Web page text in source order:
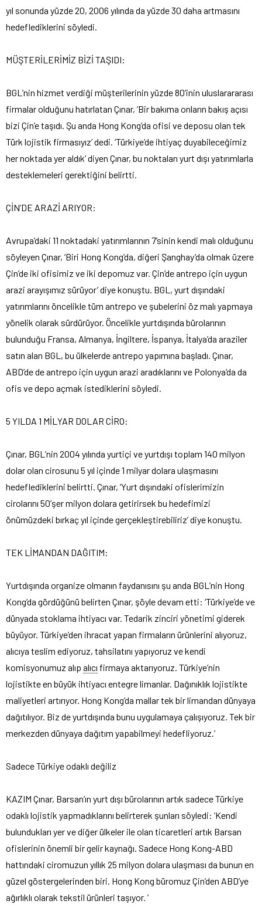
yıl sonunda yüzde 20, 2006 yılında da yüzde 30 daha artmasını
hedeflediklerini söyledi.
MÜŞTERİLERİMİZ BİZİ TAŞIDI:
BGL’nin hizmet verdiği müşterilerinin yüzde 80’inin uluslarararası
firmalar olduğunu hatırlatan Çınar, ‘Bir bakıma onların bakış açısı
bizi Çin’e taşıdı. Şu anda Hong Kong’da ofisi ve deposu olan tek
Türk lojistik firmasıyız’ dedi. ‘Türkiye’de ihtiyaç duyabileceğimiz
her noktada yer aldık’ diyen Çınar, bu noktaları yurt dışı yatırımlarla
desteklemeleri gerektiğini belirtti.
ÇİN’DE ARAZİ ARIYOR:
Avrupa’daki 11 noktadaki yatırımlarının 7’sinin kendi malı olduğunu
söyleyen Çınar, ‘Biri Hong Kong’da, diğeri Şanghay’da olmak üzere
Çin’de iki ofisimiz ve iki depomuz var. Çin’de antrepo için uygun
arazi arayışımız sürüyor’ diye konuştu. BGL, yurt dışındaki
yatırımlarını öncelikle tüm antrepo ve şubelerini öz malı yapmaya
yönelik olarak sürdürüyor. Öncelikle yurtdışında bürolarının
bulunduğu Fransa, Almanya, İngiltere, İspanya, İtalya’da araziler
satın alan BGL, bu ülkelerde antrepo yapımına başladı. Çınar,
ABD’de de antrepo için uygun arazi aradıklarını ve Polonya’da da
ofis ve depo açmak istediklerini söyledi.
5 YILDA 1 MİLYAR DOLAR CİRO:
Çınar, BGL’nin 2004 yılında yurtiçi ve yurtdışı toplam 140 milyon
dolar olan cirosunu 5 yıl içinde 1 milyar dolara ulaşmasını
hedeflediklerini belirtti. Çınar, ‘Yurt dışındaki ofislerimizin
cirolarını 50’şer milyon dolara getirirsek bu hedefimizi
önümüzdeki bırkaç yıl içinde gerçekleştirebiliriz’ diye konuştu.
TEK LİMANDAN DAĞITIM:
Yurtdışında organize olmanın faydanısını şu anda BGL’nin Hong
Kong’da gördüğünü belirten Çınar, şöyle devam etti: ‘Türkiye’de ve
dünyada stoklama ihtiyacı var. Tedarik zinciri yönetimi giderek
büyüyor. Türkiye’den ihracat yapan firmaların ürünlerini alıyoruz,
alıcıya teslim ediyoruz, tahsilatını yapıyoruz ve kendi
komisyonumuz alıp alıcı firmaya aktarıyoruz. Türkiye’nin
lojistikte en büyük ihtiyacı entegre limanlar. Dağınıklık lojistikte
maliyetleri artırıyor. Hong Kong’da mallar tek bir limandan dünyaya
dağıtılıyor. Biz de yurtdışında bunu uygulamaya çalışıyoruz. Tek bir
merkezden dünyaya dağıtım yapabilmeyi hedefliyoruz.’
Sadece Türkiye odaklı değiliz
KAZIM Çınar, Barsan’ın yurt dışı bürolarının artık sadece Türkiye
odaklı lojistik yapmadıklarını belirterek şunları söyledi: ‘Kendi
bulundukları yer ve diğer ülkeler ile olan ticaretleri artık Barsan
ofislerinin önemli bir gelir kaynağı. Sadece Hong Kong-ABD
hattındaki ciromuzun yıllık 25 milyon dolara ulaşması da bunun en
güzel göstergelerinden biri. Hong Kong büromuz Çin’den ABD’ye
ağırlıklı olarak tekstil ürünleri taşıyor. ’